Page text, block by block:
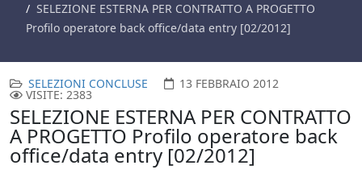
SELEZIONE ESTERNA PER CONTRATTO A PROGETTO
Profilo operatore back office/data entry [02/2012]
SELEZIONI CONCLUSE 13 FEBBRAIO 2012
VISITE: 2383
SELEZIONE ESTERNA PER CONTRATTO
A PROGETTO Profilo operatore back
office/data entry [02/2012]